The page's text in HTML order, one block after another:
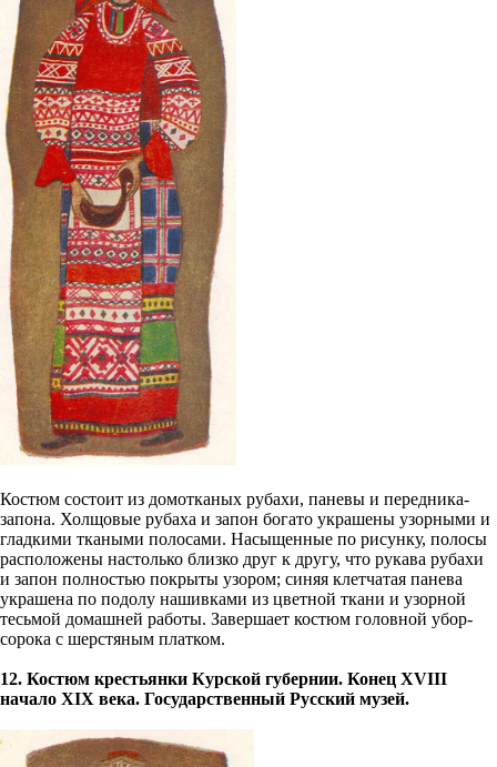
Костюм состоит из домотканых рубахи, паневы и передника-
запона. Холщовые рубаха и запон богато украшены узорными и
гладкими ткаными полосами. Насыщенные по рисунку, полосы
расположены настолько близко друг к другу, что рукава рубахи
и запон полностью покрыты узором; синяя клетчатая панева
украшена по подолу нашивками из цветной ткани и узорной
тесьмой домашней работы. Завершает костюм головной убор-
сорока с шерстяным платком.
12. Костюм крестьянки Курской губернии. Конец XVIII
нaчaлo XIX века. Государственный Русский музей.